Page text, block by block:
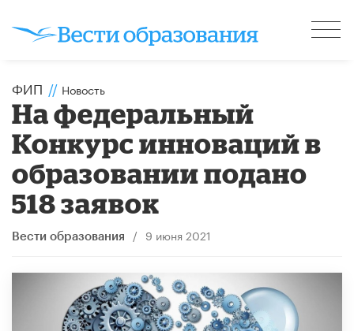
ФИП // Новость
На федеральный
Конкурс инноваций в
образовании подано
518 заявок
Вести образования / 9 июня 2021